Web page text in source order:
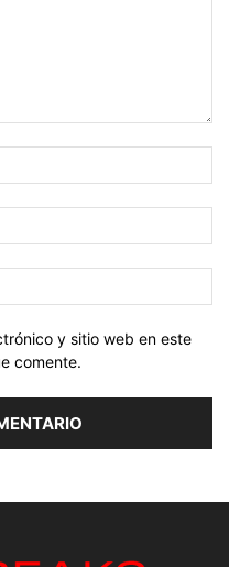
y sitio web en este
comente.